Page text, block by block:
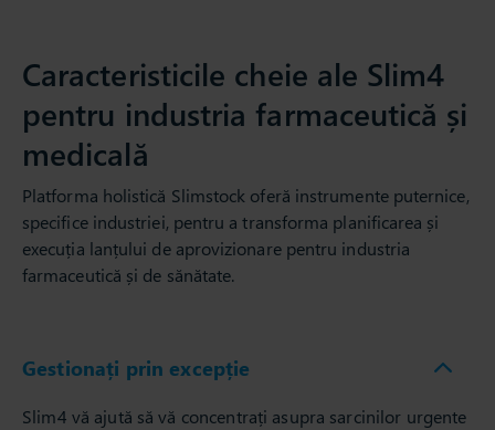
Caracteristicile cheie ale Slim4
pentru industria farmaceutică și
medicală
Platforma holistică Slimstock oferă instrumente puternice,
specifice industriei, pentru a transforma planificarea și
execuția lanțului de aprovizionare pentru industria
farmaceutică și de sănătate.
Gestionați prin excepție
Slim4 vă ajută să vă concentrați asupra sarcinilor urgente